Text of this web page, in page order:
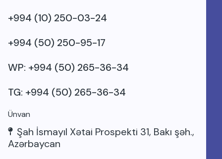
+994 (10) 250-03-24
+994 (50) 250-95-17
WP: +994 (50) 265-36-34
TG: +994 (50) 265-36-34
Ünvan
Şah İsmayıl Xətai Prospekti 31, Bakı şəh.,
Azərbaycan